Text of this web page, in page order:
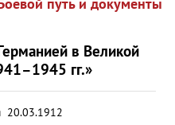
в Великой
гг.»
20.03.1912